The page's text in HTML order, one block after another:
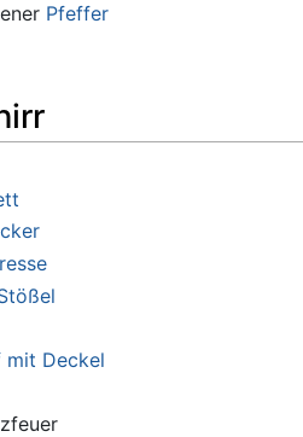
Pfeffer
mit Deckel